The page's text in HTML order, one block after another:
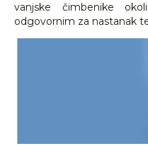
vanjske čimbenike
odgovornim za nastanak